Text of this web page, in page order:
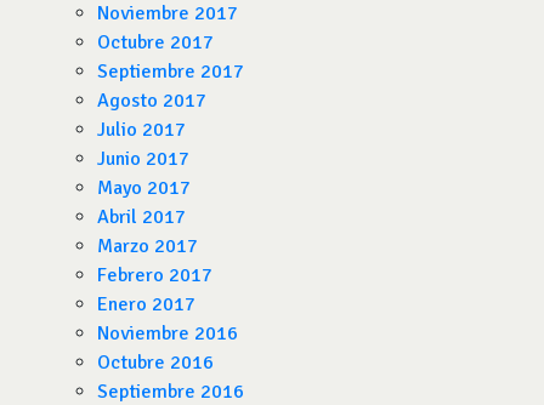
Noviembre 2017
Octubre 2017
Septiembre 2017
Agosto 2017
Julio 2017
Junio 2017
Mayo 2017
Abril 2017
Marzo 2017
Febrero 2017
Enero 2017
Noviembre 2016
Octubre 2016
Septiembre 2016